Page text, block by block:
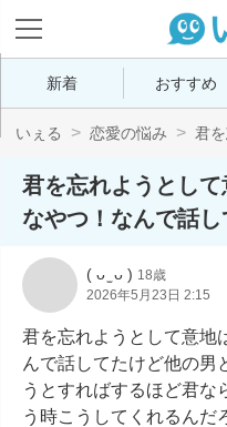
新着 おすすめ
いぇる 恋愛の悩み 君
君を忘れようとし
なやつ！なんで話
( ᴗ ̫ ᴗ ) 18歳
2026年5月23日 2:15
君を忘れようとして意地
んで話してたけど他の男
うとすればするほど君な
う時こうしてくれるんだ